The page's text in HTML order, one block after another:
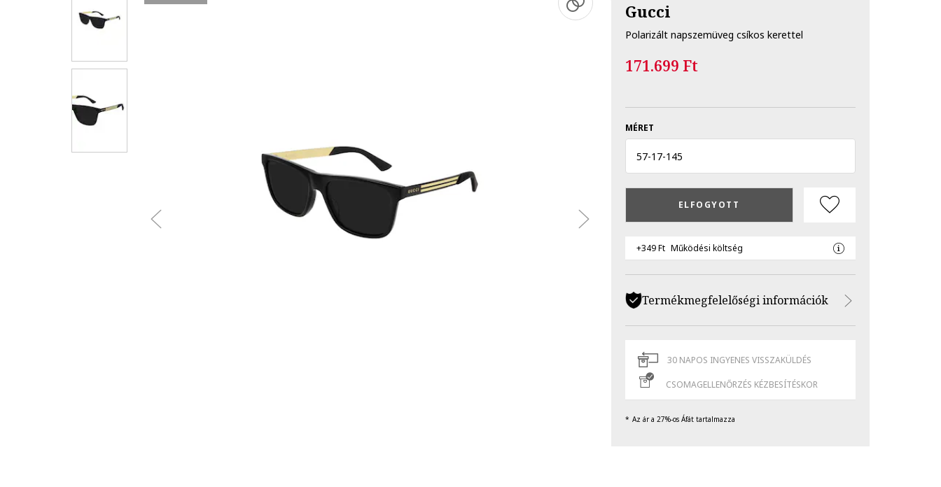
Gucci
Polarizált napszemüveg csíkos kerettel
171.699 Ft
MÉRET
57-17-145
ELFOGYOTT
+349 Ft Működési költség
Termékmegfelelőségi információk
30 NAPOS INGYENES VISSZAKÜLDÉS
CSOMAGELLENŐRZÉS KÉZBESÍTÉSKOR
Az ár a 27%-os Áfát tartalmazza